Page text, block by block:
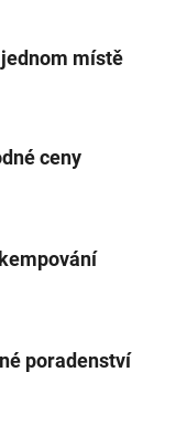
místě
ceny
poradenství